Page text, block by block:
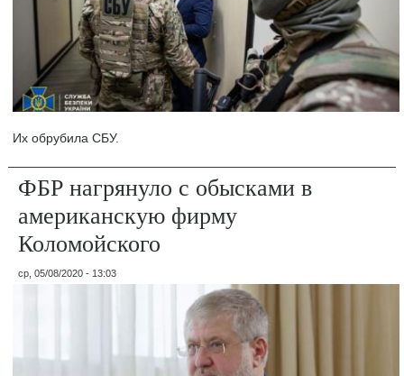
Их обрубила СБУ.
ФБР нагрянуло с обысками в
американскую фирму
Коломойского
ср, 05/08/2020 - 13:03